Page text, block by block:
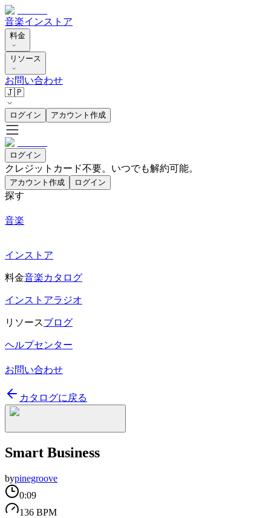
音楽インストア
料金
リソース
お問い合わせ
🇯🇵
ログイン アカウント作成
ログイン
クレジットカード不要。いつでも解約可能。
アカウント作成 ログイン
探す
音楽
インストア
料金音楽カタログ
インストアラジオ
リソースブログ
ヘルプセンター
お問い合わせ
カタログに戻る
Smart Business
bypinegroove
0:09
136 BPM